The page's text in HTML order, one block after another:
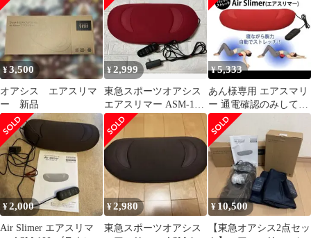
¥3,500
オアシス エアスリマ
ー 新品
¥2,999
東急スポーツオアシス
エアスリマー ASM-100
レッド
¥5,333
あん様専用 エアスマリ
ー 通電確認のみしてお
ります。
¥2,000
Air Slimer エアスリマ
¥2,980
東急スポーツオアシス
¥ 10,500
【東急オアシス2点セッ